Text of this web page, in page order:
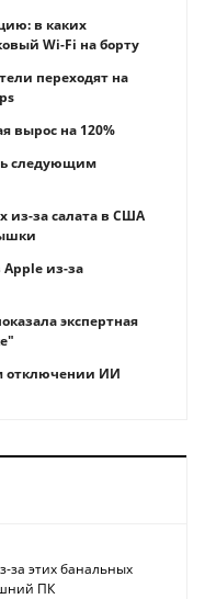
в каких
Wi-Fi на борту
переходят на
вырос на 120%
следующим
из-за салата в США
из-за
экспертная
отключении ИИ
за этих банальных
ПК